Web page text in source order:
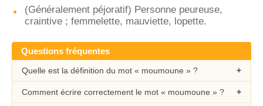
(Généralement péjoratif) Personne peureuse,
craintive ; femmelette, mauviette, lopette.
Questions fréquentes
Quelle est la définition du mot « moumoune » ?
Comment écrire correctement le mot « moumoune » ?